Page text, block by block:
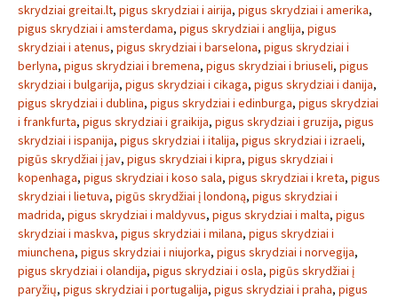
skrydziai greitai.lt, pigus skrydziai i airija, pigus skrydziai i amerika,
pigus skrydziai i amsterdama, pigus skrydziai i anglija, pigus
skrydziai i atenus, pigus skrydziai i barselona, pigus skrydziai i
berlyna, pigus skrydziai i bremena, pigus skrydziai i briuseli, pigus
skrydziai i bulgarija, pigus skrydziai i cikaga, pigus skrydziai i danija,
pigus skrydziai i dublina, pigus skrydziai i edinburga, pigus skrydziai
i frankfurta, pigus skrydziai i graikija, pigus skrydziai i gruzija, pigus
skrydziai i ispanija, pigus skrydziai i italija, pigus skrydziai i izraeli,
pigūs skrydžiai į jav, pigus skrydziai i kipra, pigus skrydziai i
kopenhaga, pigus skrydziai i koso sala, pigus skrydziai i kreta, pigus
skrydziai i lietuva, pigūs skrydžiai į londoną, pigus skrydziai i
madrida, pigus skrydziai i maldyvus, pigus skrydziai i malta, pigus
skrydziai i maskva, pigus skrydziai i milana, pigus skrydziai i
miunchena, pigus skrydziai i niujorka, pigus skrydziai i norvegija,
pigus skrydziai i olandija, pigus skrydziai i osla, pigūs skrydžiai į
paryžių, pigus skrydziai i portugalija, pigus skrydziai i praha, pigus